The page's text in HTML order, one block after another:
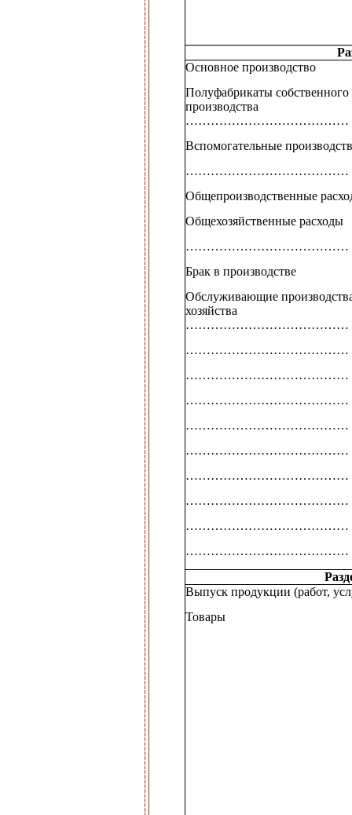
Основное производство
Полуфабрикаты собственного
производства
…………………………………
Вспомогательные
…………………………………
Общепроизводственные
Общехозяйственные расходы
…………………………………
Брак в производстве
Обслуживающие
хозяйства
…………………………………
…………………………………
…………………………………
…………………………………
…………………………………
…………………………………
…………………………………
…………………………………
…………………………………
…………………………………
Выпуск продукции (работ,
Товары